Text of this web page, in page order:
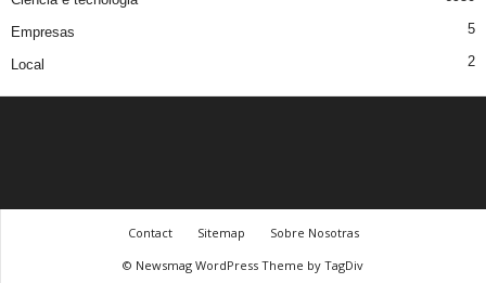
Empresas 5
Local 2
Contact Sitemap
Sobre Nosotras
© Newsmag WordPress Theme by TagDiv